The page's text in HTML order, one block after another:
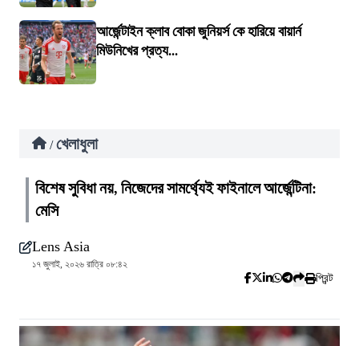
আর্জেন্টাইন ক্লাব বোকা জুনিয়র্স কে হারিয়ে বায়ার্ন
মিউনিখের প্রত্য...
/ খেলাধুলা
বিশেষ সুবিধা নয়, নিজেদের সামর্থ্যেই ফাইনালে আর্জেন্টিনা:
মেসি
Lens Asia
১৭ জুলাই, ২০২৬ রাত্রি ০৮:৪২
প্রিন্ট